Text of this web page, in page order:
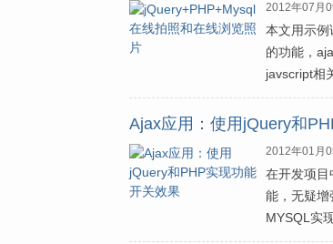
2012年07月
本文用示例
的功能，
javscript相
Ajax应用：使用jQuery和
2012年01月
在开发项目
能，无疑增
MYSQL实